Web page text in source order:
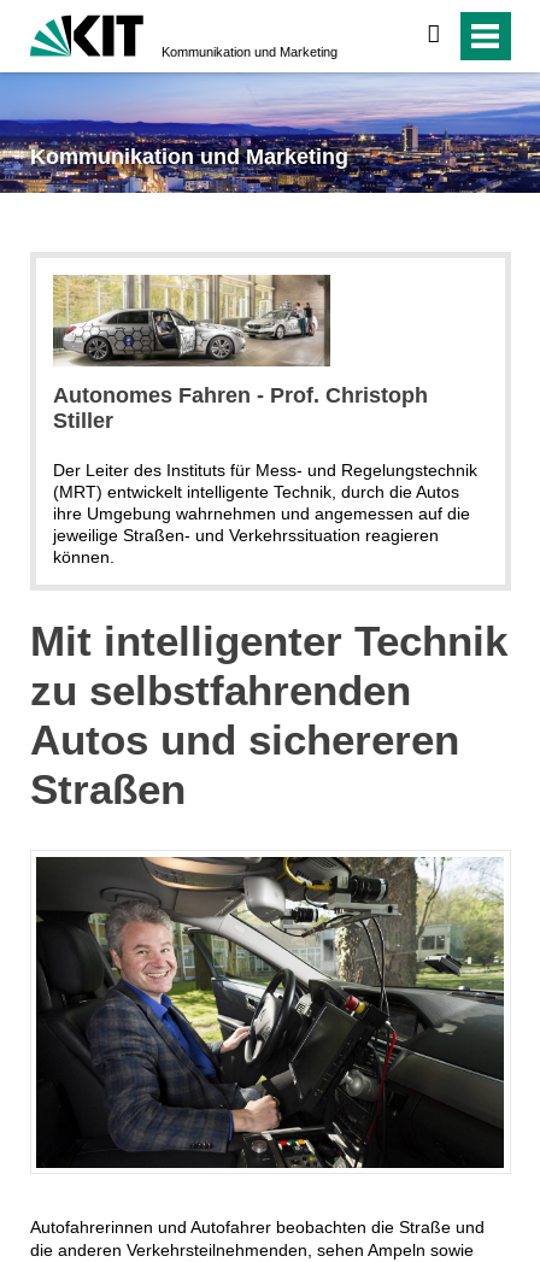
Kommunikation und Marketing
suchen
Kommunikation und Marketing
Autonomes Fahren - Prof. Christoph
Stiller
Der Leiter des Instituts für Mess- und Regelungstechnik
(MRT) entwickelt intelligente Technik, durch die Autos
ihre Umgebung wahrnehmen und angemessen auf die
jeweilige Straßen- und Verkehrssituation reagieren
können.
Mit intelligenter Technik
zu selbstfahrenden
Autos und sichereren
Straßen
Autofahrerinnen und Autofahrer beobachten die Straße und
die anderen Verkehrsteilnehmenden, sehen Ampeln sowie